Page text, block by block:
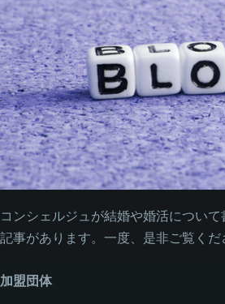
コンシェルジュが結婚や婚活につい
記事があります。一度、是非ご覧くだ
加盟団体